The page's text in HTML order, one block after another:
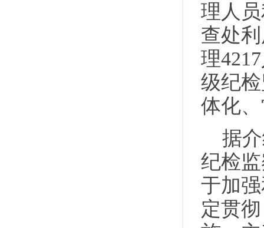
理人
查处
理
级纪
体化
据
纪检
于加
定贯